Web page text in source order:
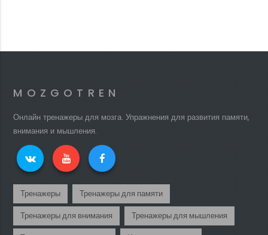
MOZGOTREN
Онлайн тренажеры для мозга. Упражнения для развития памяти,
внимания и мышления.
Тренажеры
Тренажеры для памяти
Тренажеры для внимания
Тренажеры для мышления